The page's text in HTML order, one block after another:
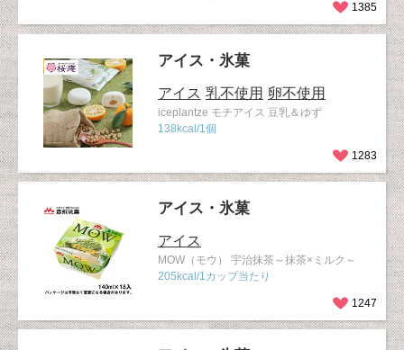
1385
アイス・氷菓
アイス 乳不使用 卵不使用
iceplantze モチアイス 豆乳＆ゆず
138kcal/1個
1283
アイス・氷菓
アイス
MOW（モウ） 宇治抹茶～抹茶×ミルク～
205kcal/1カップ当たり
1247